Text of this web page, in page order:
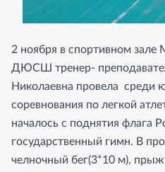
2 ноября в спортивном
ДЮСШ тренер-
Николаевна провела среди
соревнования по легкой
началось с поднятия флага
государственный гимн. В
челночный бег(3*10 м),